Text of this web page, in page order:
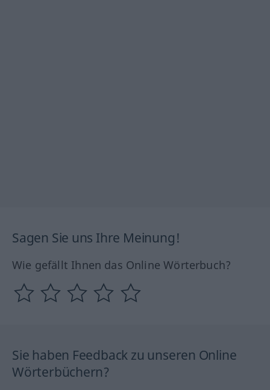
Sagen Sie uns Ihre Meinung!
Wie gefällt Ihnen das Online Wörterbuch?
Sie haben Feedback zu unseren Online
Wörterbüchern?